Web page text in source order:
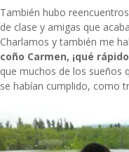
También hubo
de clase y amigas que
Charlamos y también me
coño Carmen, ¡qué
que muchos de los sueños
se habían cumplido, como